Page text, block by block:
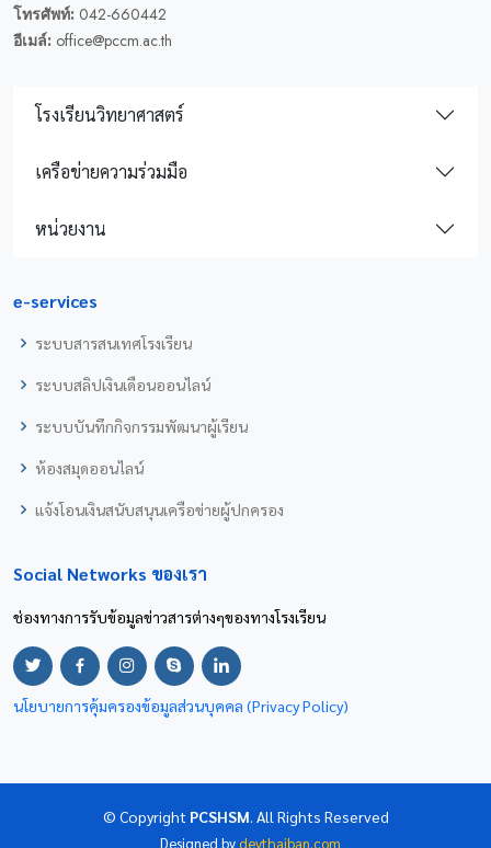
โทรศัพท์: 042-660442
อีเมล์: office@pccm.ac.th
โรงเรียนวิทยาศาสตร์
เครือข่ายความร่วมมือ
หน่วยงาน
e-services
ระบบสารสนเทศโรงเรียน
ระบบสลิปเงินเดือนออนไลน์
ระบบบันทึกกิจกรรมพัฒนาผู้เรียน
ห้องสมุดออนไลน์
แจ้งโอนเงินสนับสนุนเครือข่ายผู้ปกครอง
Social Networks ของเรา
ช่องทางการรับข้อมูลข่าวสารต่างๆของทางโรงเรียน
นโยบายการคุ้มครองข้อมูลส่วนบุคคล (Privacy Policy)
© Copyright PCSHSM . All Rights Reserved
Designed bydevthaiban.com